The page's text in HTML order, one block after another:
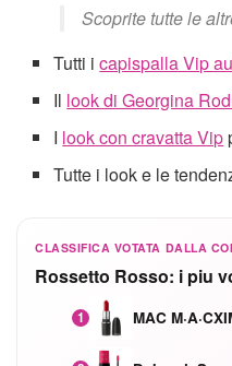
Scoprite tutte le
Tutti icapispalla Vip
Il look di Georgina
I look con cravatta Vip
Tutte i look e le
CLASSIFICA VOTATA DALLA
Rossetto Rosso: i piu
1